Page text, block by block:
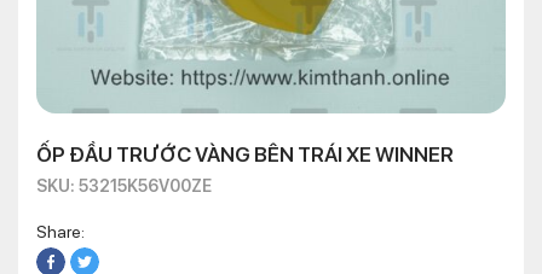
ỐP ĐẦU TRƯỚC VÀNG BÊN TRÁI XE WINNER
SKU: 53215K56V00ZE
Share: